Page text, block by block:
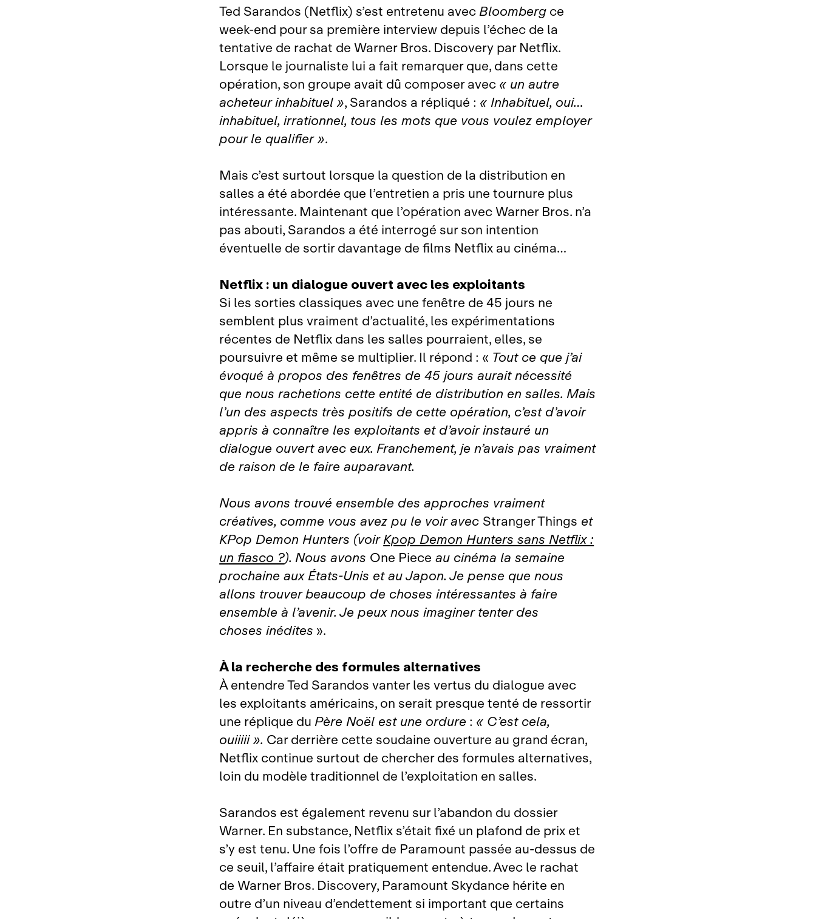
Ted Sarandos (Netflix) s’est entretenu avecBloombergce
week‑end pour sa première interview depuis l’échec de la
tentative de rachat de Warner Bros. Discovery par Netflix.
Lorsque le journaliste lui a fait remarquer que, dans cette
opération, son groupe avait dû composer avec« un autre
acheteur inhabituel », Sarandos a répliqué : « Inhabituel, oui…
inhabituel, irrationnel, tous les mots que vous voulez employer
pour le qualifier ».
Mais c’est surtout lorsque la question de la distribution en
salles a été abordée que l’entretien a pris une tournure plus
intéressante. Maintenant que l’opération avec Warner Bros. n’a
pas abouti, Sarandos a été interrogé sur son intention
éventuelle de sortir davantage de films Netflix au cinéma…
Netflix : un dialogue ouvert avec les exploitants
Si les sorties classiques avec une fenêtre de 45 jours ne
semblent plus vraiment d’actualité, les expérimentations
récentes de Netflix dans les salles pourraient, elles, se
poursuivre et même se multiplier. Il répond : « Tout ce que j’ai
évoqué à propos des fenêtres de 45 jours aurait nécessité
que nous rachetions cette entité de distribution en salles. Mais
l’un des aspects très positifs de cette opération, c’est d’avoir
appris à connaître les exploitants et d’avoir instauré un
dialogue ouvert avec eux. Franchement, je n’avais pas vraiment
de raison de le faire auparavant.
Nous avons trouvé ensemble des approches vraiment
créatives, comme vous avez pu le voir avec Stranger Things et
KPop Demon Hunters (voirKpop Demon Hunters sans Netflix :
un fiasco ?). Nous avons One Piece au cinéma la semaine
prochaine aux États‑Unis et au Japon. Je pense que nous
allons trouver beaucoup de choses intéressantes à faire
ensemble à l’avenir. Je peux nous imaginer tenter des
choses inédites ».
À la recherche des formules alternatives
À entendre Ted Sarandos vanter les vertus du dialogue avec
les exploitants américains, on serait presque tenté de ressortir
une réplique duPère Noël est une ordure : « C’est cela,
ouiiiii ». Car derrière cette soudaine ouverture au grand écran,
Netflix continue surtout de chercher des formules alternatives,
loin du modèle traditionnel de l’exploitation en salles.
Sarandos est également revenu sur l’abandon du dossier
Warner. En substance, Netflix s’était fixé un plafond de prix et
s’y est tenu. Une fois l’offre de Paramount passée au‑dessus de
ce seuil, l’affaire était pratiquement entendue. Avec le rachat
de Warner Bros. Discovery, Paramount Skydance hérite en
outre d’un niveau d’endettement si important que certains